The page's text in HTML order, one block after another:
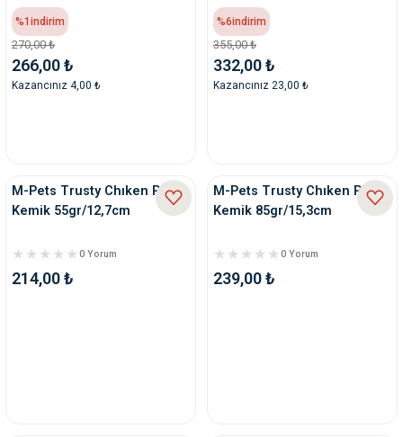
%1 indirim
270,00 ₺
266,00 ₺
Kazancınız 4,00 ₺
%6indirim
355,00 ₺
332,00 ₺
Kazancınız 23,00 ₺
M-Pets Trusty Chıken Press
Kemik 55gr/12,7cm
0 Yorum
214,00 ₺
M-Pets Trusty Chıken Press
Kemik 85gr/15,3cm
0 Yorum
239,00 ₺